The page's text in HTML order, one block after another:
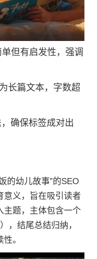
但有启发性，强调
长篇文本，字数超
确保标签成对出
的幼儿故事”的SEO
意义，旨在吸引读者
主题，主体包含一个
，结尾总结归纳，
。